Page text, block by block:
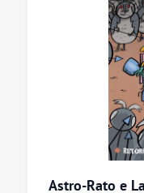
Astro-Rato e